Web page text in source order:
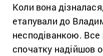
Коли вона
етапували до
несподіванкою. Все
спочатку надійшов